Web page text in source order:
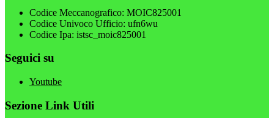
Codice Meccanografico: MOIC825001
Codice Univoco Ufficio: ufn6wu
Codice Ipa: istsc_moic825001
Seguici su
Youtube
Sezione Link Utili